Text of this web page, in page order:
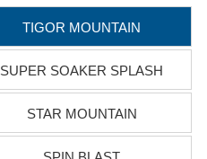
TIGOR MOUNTAIN
SUPER SOAKER SPLASH
STAR MOUNTAIN